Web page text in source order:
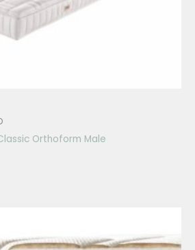
Orthoform Male